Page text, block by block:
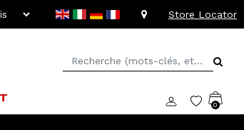
Store Locator
0